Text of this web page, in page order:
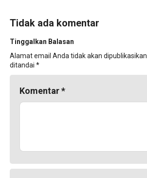
Tidak ada komentar
Tinggalkan Balasan
Alamat email Anda tidak akan dipublikasikan.
ditandai *
Komentar*